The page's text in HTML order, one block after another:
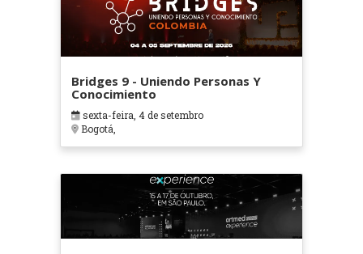
Bridges 9 - Uniendo Personas Y
Conocimiento
sexta-feira, 4 de setembro
Bogotá,